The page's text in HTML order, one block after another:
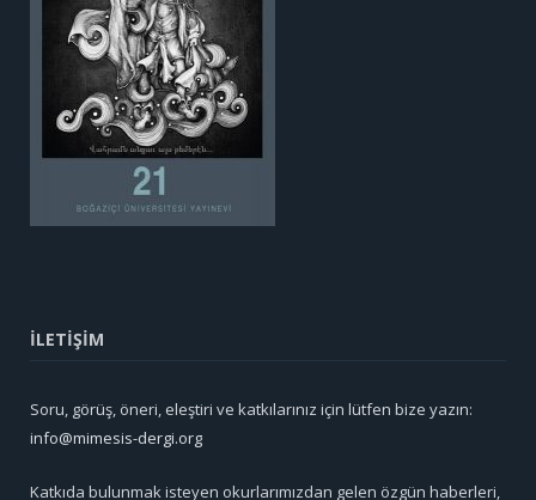
İLETİŞİM
Soru, görüş, öneri, eleştiri ve katkılarınız için lütfen bize yazın:
info@mimesis-dergi.org
Katkıda bulunmak isteyen okurlarımızdan gelen özgün haberleri,